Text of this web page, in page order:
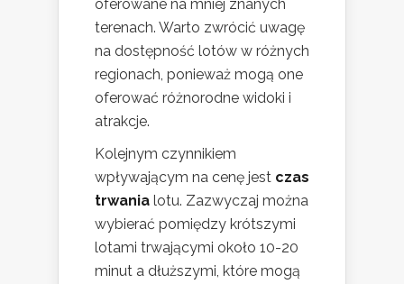
oferowane na mniej znanych
terenach. Warto zwrócić uwagę
na dostępność lotów w różnych
regionach, ponieważ mogą one
oferować różnorodne widoki i
atrakcje.
Kolejnym czynnikiem
wpływającym na cenę jest czas
trwania lotu. Zazwyczaj można
wybierać pomiędzy krótszymi
lotami trwającymi około 10-20
minut a dłuższymi, które mogą